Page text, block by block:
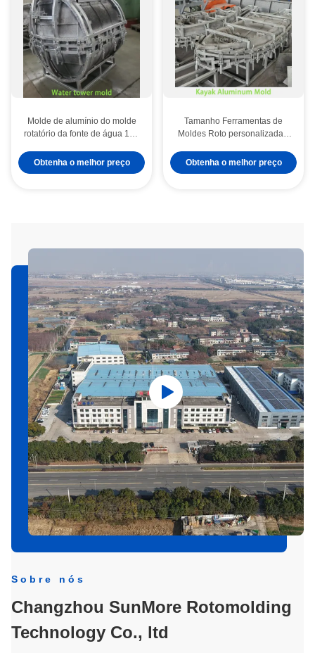
Molde de alumínio do molde
rotatório da fonte de água 15T
sistemas de armazenamento
Obtenha o melhor preço
Tamanho Ferramentas de
Moldes Roto personalizadas,
Alumínio de Alta Durabilidade
Obtenha o melhor preço
Sobre nós
Changzhou SunMore Rotomolding
Technology Co., ltd